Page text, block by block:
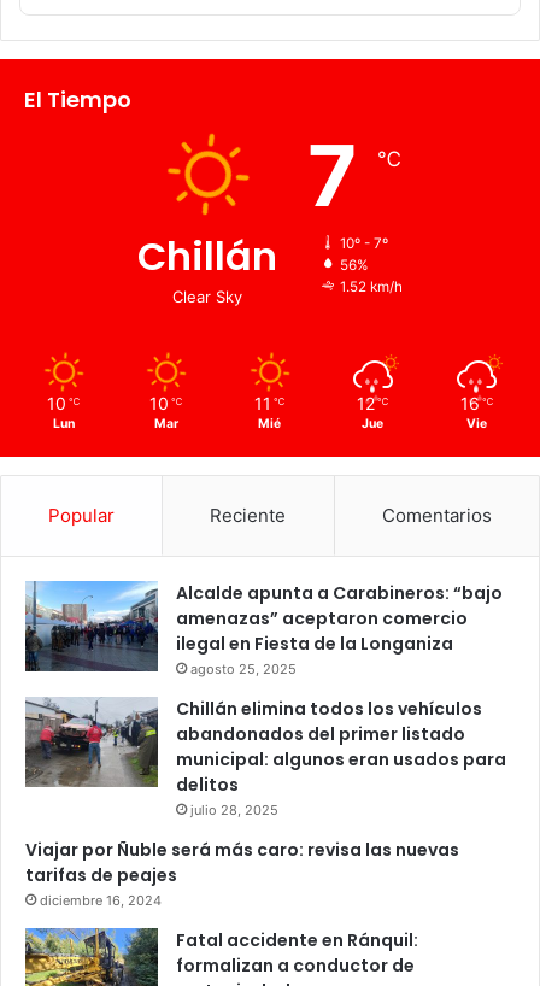
El Tiempo
Chillán
Clear Sky
7 ℃
10º - 7º
56%
1.52 km/h
10 ℃
Lun
10 ℃
Mar
11 ℃
Mié
12 ℃
Jue
16 ℃
Vie
Popular Reciente Comentarios
Alcalde apunta a Carabineros: “bajo
amenazas” aceptaron comercio
ilegal en Fiesta de la Longaniza
agosto 25, 2025
Chillán elimina todos los vehículos
abandonados del primer listado
municipal: algunos eran usados para
delitos
julio 28, 2025
Viajar por Ñuble será más caro: revisa las nuevas
tarifas de peajes
diciembre 16, 2024
Fatal accidente en Ránquil:
formalizan a conductor de